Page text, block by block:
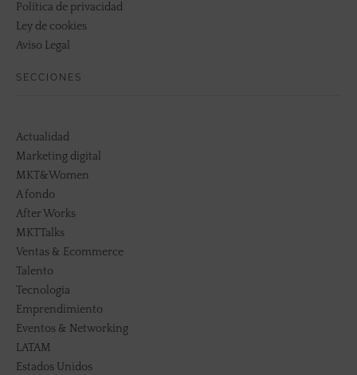
Política de privacidad
Ley de cookies
Aviso Legal
SECCIONES
Actualidad
Marketing digital
MKT&Women
A fondo
After Works
MKTTalks
Ventas & Ecommerce
Talento
Tecnología
Emprendimiento
Eventos & Networking
LATAM
Estados Unidos